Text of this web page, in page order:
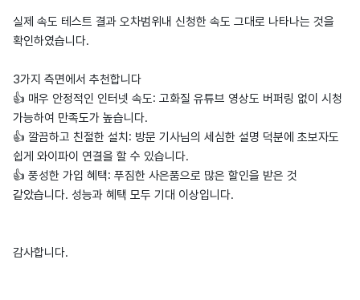
실제 속도 테스트 결과 오차범위내 신청한 속도 그대로 나타나는 것을
확인하였습니다.
3가지 측면에서 추천합니다
👍 매우 안정적인 인터넷 속도: 고화질 유튜브 영상도 버퍼링 없이 시청
가능하여 만족도가 높습니다.
👍 깔끔하고 친절한 설치: 방문 기사님의 세심한 설명 덕분에 초보자도
쉽게 와이파이 연결을 할 수 있습니다.
👍 풍성한 가입 혜택: 푸짐한 사은품으로 많은 할인을 받은 것
같았습니다. 성능과 혜택 모두 기대 이상입니다.
감사합니다.